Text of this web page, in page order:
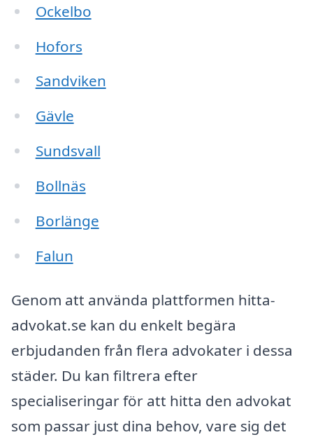
Ockelbo
Hofors
Sandviken
Gävle
Sundsvall
Bollnäs
Borlänge
Falun
Genom att använda plattformen hitta-
advokat.se kan du enkelt begära
erbjudanden från flera advokater i dessa
städer. Du kan filtrera efter
specialiseringar för att hitta den advokat
som passar just dina behov, vare sig det